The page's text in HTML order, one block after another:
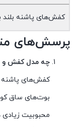
کفش‌های پاشنه بلند
پرسش‌های
چه مدل کفش و
کفش‌های پاشنه
بوت‌های ساق
محبوبیت زیادی